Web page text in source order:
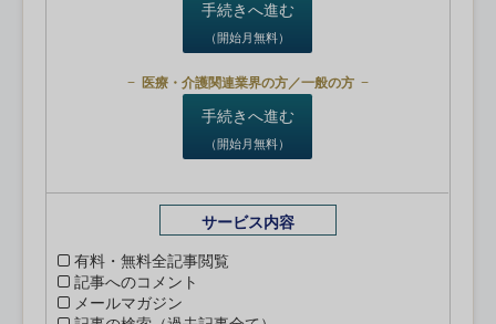
手続きへ進む
（開始月無料）
医療・介護関連業界の方／一般の方
手続きへ進む
（開始月無料）
サービス内容
有料・無料全記事閲覧
記事へのコメント
メールマガジン